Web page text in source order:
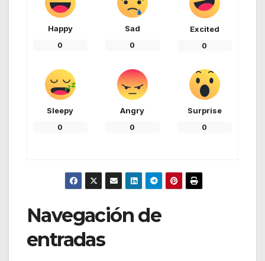
Happy
0
Sad
0
Excited
0
Sleepy
0
Angry
0
Surprise
0
Navegación de
entradas